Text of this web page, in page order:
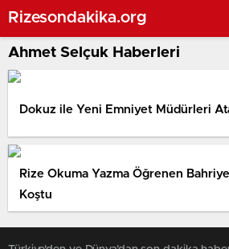
Rizesondakika.org
Ahmet Selçuk Haberleri
Dokuz ile Yeni Emniyet Müdürleri
Rize Okuma Yazma Öğrenen
Koştu